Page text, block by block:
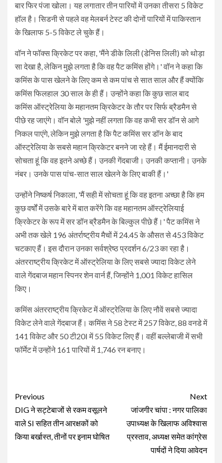
बार फिर पंजा खोला। यह लगातार तीन पारियों में उनका तीसरा 5 विकेट
हॉल है। सिडनी से पहले वह मेलबर्न टेस्ट की दोनों पारियों में पाकिस्तान
के खिलाफ 5-5 विकेट ले चुके हैं।
वॉन ने फॉक्स क्रिकेट पर कहा, 'मैंने डीके लिली (डेनिस लिली) को थोड़ा
सा देखा है, लेकिन मुझे लगता है कि वह पैट कमिंस होंगे।' वॉन ने कहा कि
कमिंस के पास खेलने के लिए कम से कम पांच से सात साल और हैं क्योंकि
कमिंस फिलहाल 30 साल के ही हैं। उन्होंने कहा कि कुछ साल बाद
कमिंस ऑस्ट्रेलिया के महानतम क्रिकेटर के तौर पर सिर्फ ब्रैडमैन से
पीछे रह जाएंगे। वॉन बोले 'मुझे नहीं लगता कि वह कभी सर डॉन से आगे
निकल पाएंगे, लेकिन मुझे लगता है कि पैट कमिंस सर डॉन के बाद
ऑस्ट्रेलिया के सबसे महान क्रिकेटर बनने जा रहे हैं। मैं ईमानदारी से
सोचता हूं कि वह इतने अच्छे हैं। उनकी गेंदबाजी। उनकी कप्तानी। उनके
नंबर। उनके पास पांच-सात साल खेलने के लिए बाकी हैं।'
उन्होंने निष्कर्ष निकाला, 'मैं सही में सोचता हूं कि वह इतना अच्छा है कि हम
कुछ वर्षों में उसके बारे में बात करेंगे कि वह महानतम ऑस्ट्रेलियाई
क्रिकेटर के रूप में सर डॉन ब्रैडमैन के बिल्कुल पीछे हैं।' पैट कमिंस ने
अभी तक खेले 196 अंतर्राष्ट्रीय मैचों में 24.45 के औसत से 453 विकेट
चटकाए हैं। इस दौरान उनका सर्वश्रेष्ठ प्रदर्शन 6/23 का रहा है।
अंतरराष्ट्रीय क्रिकेट में ऑस्ट्रेलिया के लिए सबसे ज्यादा विकेट लेने
वाले गेंदबाज महान स्पिनर शेन वार्न हैं, जिन्होंने 1,001 विकेट हासिल
किए।
कमिंस अंतरराष्ट्रीय क्रिकेट में ऑस्ट्रेलिया के लिए नौवें सबसे ज्यादा
विकेट लेने वाले गेंदबाज हैं। कमिंस ने 58 टेस्ट में 257 विकेट, 88 वनडे में
141 विकेट और 50 टी20I में 55 विकेट लिए हैं। वहीं बल्लेबाजी में सभी
फॉर्मेट में उन्होंने 161 पारियों में 1,746 रन बनाए।
Continue
Reading
Previous
DIG ने सट्टेबाजों से रकम वसूलने
वाले SI सहित तीन आरक्षकों को
किया बर्खास्त, तीनों पर इनाम घोषित
Next
जांजगीर चांपा : नगर पालिका
उपाध्यक्ष के खिलाफ अविश्वास
प्रस्ताव, अध्यक्ष समेत कांग्रेस
पार्षदों ने दिया आवेदन